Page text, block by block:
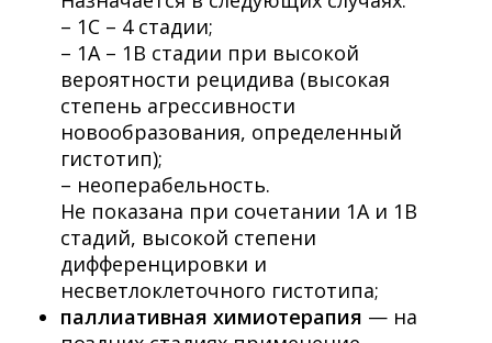
– 1С – 4 стадии;
– 1А – 1В стадии при высокой
вероятности рецидива (высокая
степень агрессивности
новообразования, определенный
гистотип);
– неоперабельность.
Не показана при сочетании 1А и 1В
стадий, высокой степени
дифференцировки и
несветлоклеточного гистотипа;
паллиативная химиотерапия — на